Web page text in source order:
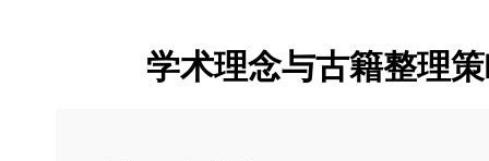
学术理念与古籍整理